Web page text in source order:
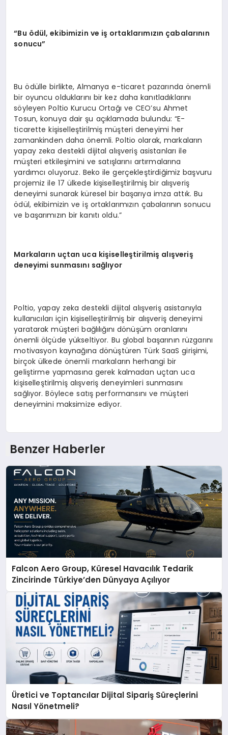
“Bu ödül, ekibimizin ve iş ortaklarımızın çabalarının
sonucu”
Bu ödülle birlikte, Almanya e-ticaret pazarında önemli
bir oyuncu olduklarını bir kez daha kanıtladıklarını
söyleyen Poltio Kurucu Ortağı ve CEO’su Ahmet
Tosun, konuya dair şu açıklamada bulundu: “E-
ticarette kişiselleştirilmiş müşteri deneyimi her
zamankinden daha önemli. Poltio olarak, markaların
yapay zeka destekli dijital alışveriş asistanları ile
müşteri etkileşimini ve satışlarını artırmalarına
yardımcı oluyoruz. Beko ile gerçekleştirdiğimiz başvuru
projemiz ile 17 ülkede kişiselleştirilmiş bir alışveriş
deneyimi sunarak küresel bir başarıya imza attık. Bu
ödül, ekibimizin ve iş ortaklarımızın çabalarının sonucu
ve başarımızın bir kanıtı oldu.”
Markaların uçtan uca kişiselleştirilmiş alışveriş
deneyimi sunmasını sağlıyor
Poltio, yapay zeka destekli dijital alışveriş asistanıyla
kullanıcıları için kişiselleştirilmiş bir alışveriş deneyimi
yaratarak müşteri bağlılığını dönüşüm oranlarını
önemli ölçüde yükseltiyor. Bu global başarının rüzgarını
motivasyon kaynağına dönüştüren Türk SaaS girişimi,
birçok ülkede önemli markaların herhangi bir
geliştirme yapmasına gerek kalmadan uçtan uca
kişiselleştirilmiş alışveriş deneyimleri sunmasını
sağlıyor. Böylece satış performansını ve müşteri
deneyimini maksimize ediyor.
Benzer Haberler
Falcon Aero Group, Küresel Havacılık Tedarik
Zincirinde Türkiye’den Dünyaya Açılıyor
Üretici ve Toptancılar Dijital Sipariş Süreçlerini
Nasıl Yönetmeli?